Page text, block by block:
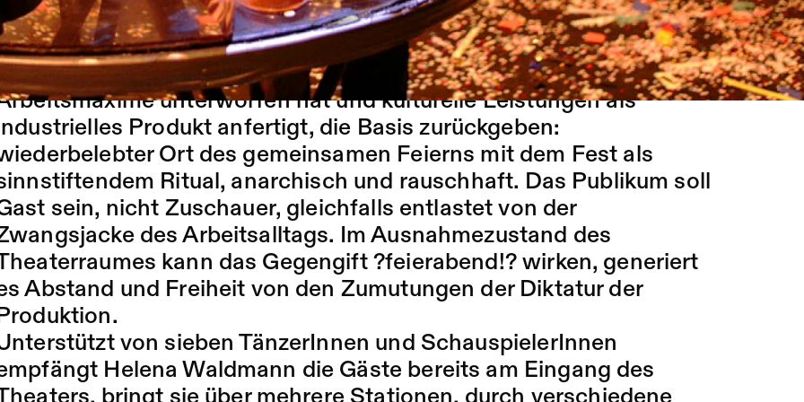
offiziell ?feierabend!?
will der Institution Theater, die sich dem
Ordnungsprinzip einer allgegenwärtigen
unterworfen hat und kulturelle Leistungen als
Produkt anfertigt, die Basis zurückgeben:
Ort des gemeinsamen Feierns mit dem Fest als
Ritual, anarchisch und rauschhaft. Das Publikum soll
sein, nicht Zuschauer, gleichfalls entlastet von der
des Arbeitsalltags. Im Ausnahmezustand des
kann das Gegengift ?feierabend!? wirken, generiert
Abstand und Freiheit von den Zumutungen der Diktatur der
Produktion.
von sieben TänzerInnen und SchauspielerInnen
Helena Waldmann die Gäste bereits am Eingang des